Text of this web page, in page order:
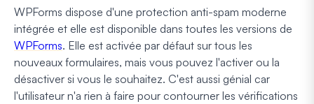
WPForms dispose d'une protection anti-spam moderne
intégrée et elle est disponible dans toutes les versions de
WPForms. Elle est activée par défaut sur tous les
nouveaux formulaires, mais vous pouvez l'activer ou la
désactiver si vous le souhaitez. C'est aussi génial car
l'utilisateur n'a rien à faire pour contourner les vérifications